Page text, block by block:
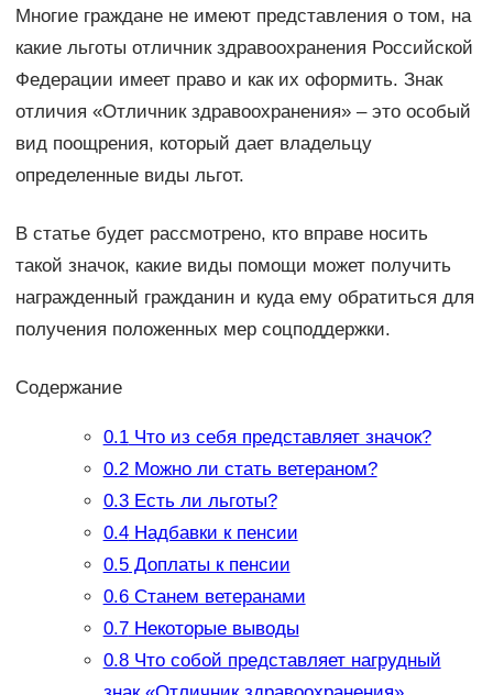
Многие граждане не имеют представления о том, на
какие льготы отличник здравоохранения Российской
Федерации имеет право и как их оформить. Знак
отличия «Отличник здравоохранения» – это особый
вид поощрения, который дает владельцу
определенные виды льгот.
В статье будет рассмотрено, кто вправе носить
такой значок, какие виды помощи может получить
награжденный гражданин и куда ему обратиться для
получения положенных мер соцподдержки.
Содержание
0.1Что из себя представляет значок?
0.2Можно ли стать ветераном?
0.3Есть ли льготы?
0.4Надбавки к пенсии
0.5Доплаты к пенсии
0.6Станем ветеранами
0.7Некоторые выводы
0.8Что собой представляет нагрудный